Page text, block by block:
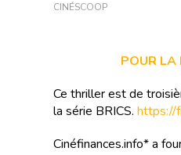
CINÉSCOOP
POUR LA
Ce thriller est de
la série BRICS. https://
Cinéfinances.info* a